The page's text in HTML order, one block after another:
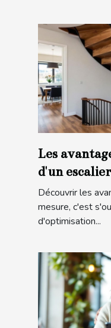
Les
d'un
Découvrir les
mesure, c'est
d'optimisation...